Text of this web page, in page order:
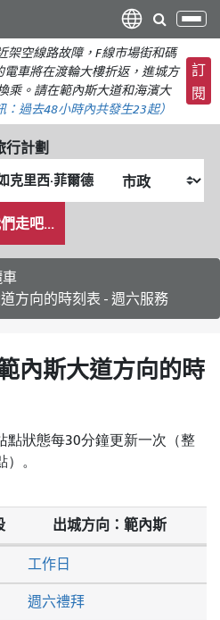
主
要
內
容
切
導
航
架空線路故障，F線市場街和碼
車將在渡輪大樓折返，進城方
乘。請在範內斯大道和海濱大
： 過去48小時內共發生23起）
訂
閱
行計劃
我
希
望
旅
行
式
走吧...
車
方向的時刻表 - 週六服務
內斯大道方向的時
點狀態每30分鐘更新一次（整
）。
出城方向：範內斯
週六禮拜
工作日